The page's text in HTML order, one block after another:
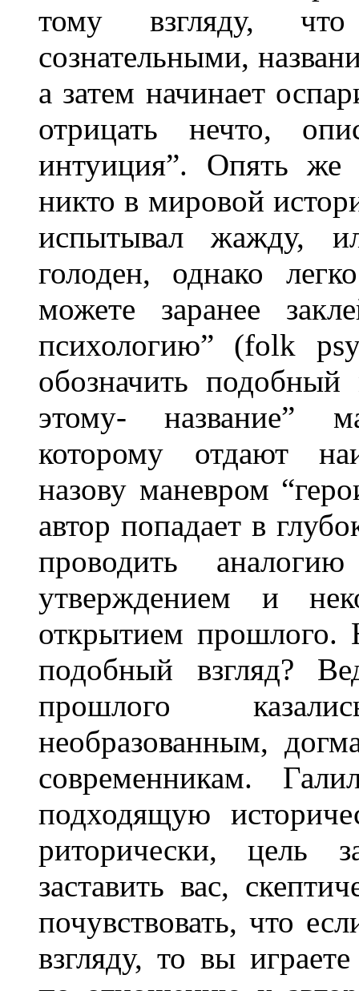
тому взгляду,
сознательными,
а затем начинает
отрицать нечто,
интуиция”. Опять же
никто в мировой
испытывал жажду,
голоден, однако
можете заранее
психологию” (folk
обозначить
этому- название”
которому отдают
назову маневром
автор попадает в
проводить
утверждением и
открытием прошлого.
подобный взгляд?
прошлого
необразованным,
современникам.
подходящую
риторически, цель
заставить вас,
почувствовать, что
взгляду, то вы